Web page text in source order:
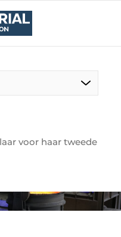
voor haar tweede